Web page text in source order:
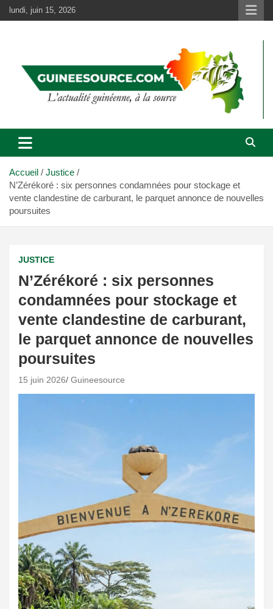
Aller
au
lundi, juin 15, 2026
Accueil
Justice
N’Zérékoré : six personnes condamnées pour stockage et
vente clandestine de carburant, le parquet annonce de nouvelles
poursuites
JUSTICE
N’Zérékoré : six personnes
condamnées pour stockage et
vente clandestine de carburant,
le parquet annonce de nouvelles
poursuites
15 juin 2026 Guineesource